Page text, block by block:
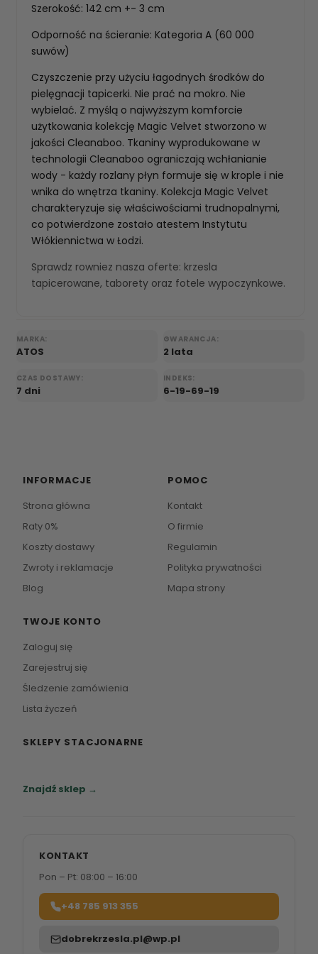
Szerokość: 142 cm +- 3 cm
Odporność na ścieranie: Kategoria A (60 000
suwów)
Czyszczenie przy użyciu łagodnych środków do
pielęgnacji tapicerki. Nie prać na mokro. Nie
wybielać. Z myślą o najwyższym komforcie
użytkowania kolekcję Magic Velvet stworzono w
jakości Cleanaboo. Tkaniny wyprodukowane w
technologii Cleanaboo ograniczają wchłanianie
wody - każdy rozlany płyn formuje się w krople i nie
wnika do wnętrza tkaniny. Kolekcja Magic Velvet
charakteryzuje się właściwościami trudnopalnymi,
co potwierdzone zostało atestem Instytutu
Włókiennictwa w Łodzi.
Sprawdz rowniez nasza oferte: krzesla
tapicerowane, taborety oraz fotele wypoczynkowe.
MARKA:
ATOS
GWARANCJA:
2 lata
CZAS DOSTAWY:
7 dni
INDEKS:
6-19-69-19
INFORMACJE
Strona główna
Raty 0%
Koszty dostawy
Zwroty i reklamacje
Blog
POMOC
Kontakt
O firmie
Regulamin
Polityka prywatności
Mapa strony
TWOJE KONTO
Zaloguj się
Zarejestruj się
Śledzenie zamówienia
Lista życzeń
SKLEPY STACJONARNE
Znajdź sklep →
KONTAKT
Pon – Pt: 08:00 – 16:00
+48 785 913 355
dobrekrzesla.pl@wp.pl